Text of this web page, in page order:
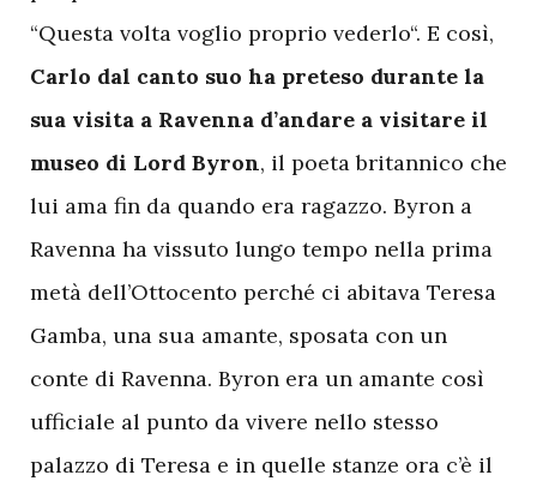
“Questa volta voglio proprio vederlo“. E così,
Carlo dal canto suo ha preteso durante la
sua visita a Ravenna d’andare a visitare il
museo di Lord Byron, il poeta britannico che
lui ama fin da quando era ragazzo. Byron a
Ravenna ha vissuto lungo tempo nella prima
metà dell’Ottocento perché ci abitava Teresa
Gamba, una sua amante, sposata con un
conte di Ravenna. Byron era un amante così
ufficiale al punto da vivere nello stesso
palazzo di Teresa e in quelle stanze ora c’è il